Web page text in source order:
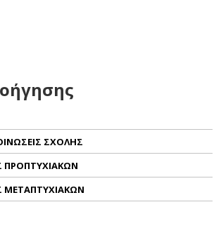
ΣΧΟΛΗΣ
ΠΡΟΠΤΥΧΙΑΚΩΝ
ΜΕΤΑΠΤΥΧΙΑΚΩΝ